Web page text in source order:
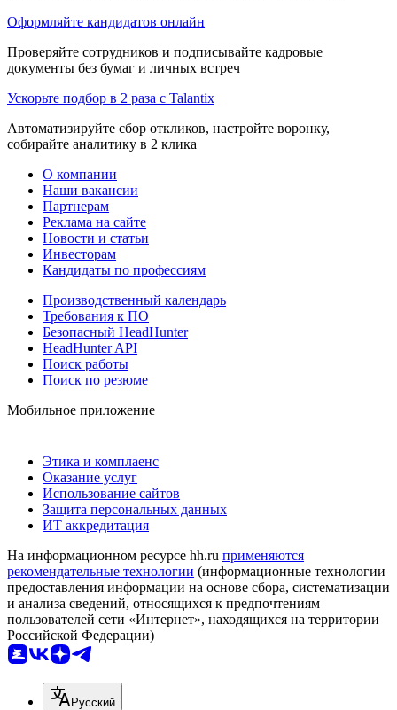
Оформляйте кандидатов онлайн
Проверяйте сотрудников и подписывайте кадровые
документы без бумаг и личных встреч
Ускорьте подбор в 2 раза с Talantix
Автоматизируйте сбор откликов, настройте воронку,
собирайте аналитику в 2 клика
О компании
Наши вакансии
Партнерам
Реклама на сайте
Новости и статьи
Инвесторам
Кандидаты по профессиям
Производственный календарь
Требования к ПО
Безопасный HeadHunter
HeadHunter API
Поиск работы
Поиск по резюме
Мобильное приложение
Этика и комплаенс
Оказание услуг
Использование сайтов
Защита персональных данных
ИТ аккредитация
На информационном ресурсе hh.ru применяются
рекомендательные технологии (информационные технологии
предоставления информации на основе сбора, систематизации
и анализа сведений, относящихся к предпочтениям
пользователей сети «Интернет», находящихся на территории
Российской Федерации)
Русский